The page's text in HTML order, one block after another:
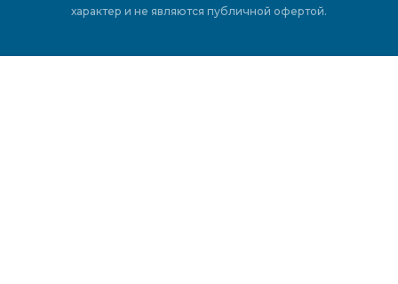
характер и не являются публичной офертой.